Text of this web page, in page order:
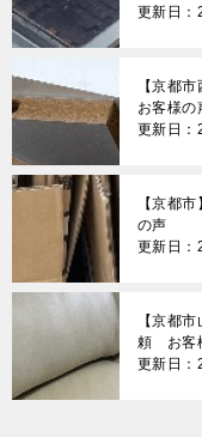
更新日：
【京都
お客様の
更新日：
【京都
の声
更新日：
【京都
頼 お客
更新日：